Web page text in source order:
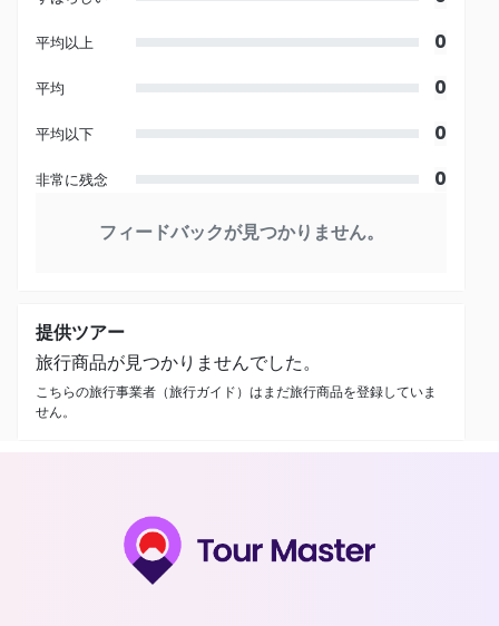
平均以上 0
平均 0
平均以下 0
非常に残念 0
フィードバックが見つかりません。
提供ツアー
旅行商品が見つかりませんでした。
こちらの旅行事業者（旅行ガイド）はまだ旅行商品を登録していま
せん。